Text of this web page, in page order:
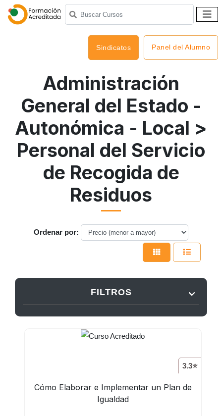
Sindicatos Panel del Alumno
Administración
General del Estado -
Autonómica - Local >
Personal del Servicio
de Recogida de
Residuos
Ordenar por:
FILTROS
3.3⭐
Cómo Elaborar e Implementar un Plan de
Igualdad